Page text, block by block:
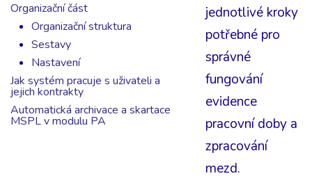
Organizační část
Organizační struktura
Sestavy
Nastavení
Jak systém pracuje s uživateli a
jejich kontrakty
Automatická archivace a skartace
MSPL v modulu PA
jednotlivé kroky
potřebné pro
správné
fungování
evidence
pracovní doby a
zpracování
mezd.